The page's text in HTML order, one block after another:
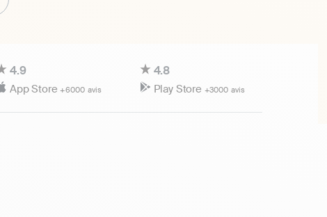
4.9
App Store+6000 avis
4.8
Play Store +3000 avis